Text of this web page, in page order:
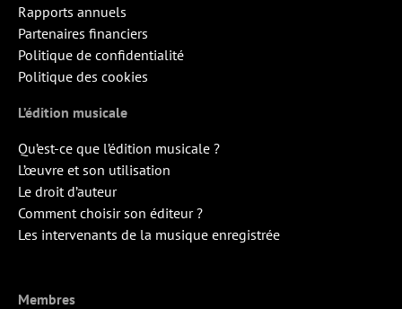
Rapports annuels
Partenaires financiers
Politique de confidentialité
Politique des cookies
L’édition musicale
Qu’est-ce que l’édition musicale ?
L’œuvre et son utilisation
Le droit d’auteur
Comment choisir son éditeur ?
Les intervenants de la musique enregistrée
Membres